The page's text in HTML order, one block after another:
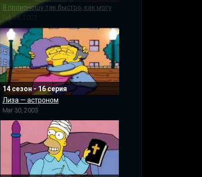
Я произношу так быстро, как могу
Feb 16, 2003
14 сезон - 16 серия
Лиза — астроном
Mar 30, 2003